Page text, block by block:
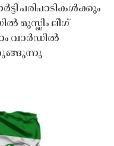
പരിപാടികൾക്കും
മുസ്ലിം ലീഗ്
വാർഡിൽ